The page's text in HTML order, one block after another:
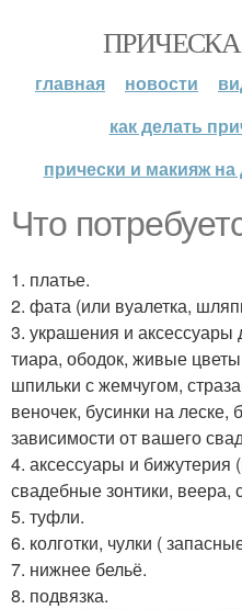
главная новости
как делать
прически и макияж
Что
1. платье.
2. фата (или вуалетка,
3. украшения и аксессуары
тиара, ободок, живые
шпильки с жемчугом,
веночек, бусинки на леске,
зависимости от вашего
4. аксессуары и бижутерия
свадебные зонтики, веера,
5. туфли.
6. колготки, чулки (
7. нижнее бельё.
8. подвязка.